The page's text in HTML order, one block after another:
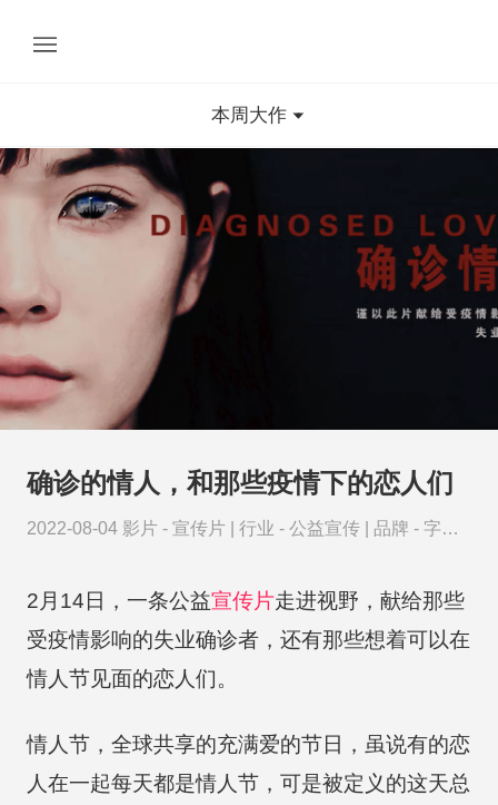
本周大作
确诊的情人，和那些疫情下的恋人们
2022-08-04 影片 - 宣传片 行业 - 公益宣传 品牌 - 字节
2月14日，一条公益宣传片走进视野，献给那些
受疫情影响的失业确诊者，还有那些想着可以在
情人节见面的恋人们。
情人节，全球共享的充满爱的节日，虽说有的恋
人在一起每天都是情人节，可是被定义的这天总